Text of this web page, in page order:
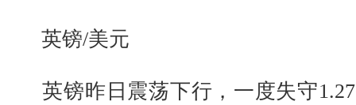
英镑/美元
英镑昨日震荡下行，一度失守